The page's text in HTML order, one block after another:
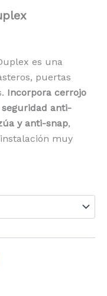
es una
puertas
Incorpora cerrojo
anti-
y anti-snap,
muy